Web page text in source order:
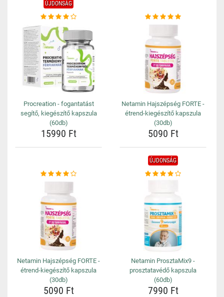
ÚJDONSÁG
Procreation - fogantatást
segítő, kiegészítő kapszula
(60db)
15990 Ft
Netamin Hajszépség FORTE -
étrend-kiegészítő kapszula
(30db)
5090 Ft
Netamin Hajszépség FORTE -
étrend-kiegészítő kapszula
(30db)
5090 Ft
ÚJDONSÁG
Netamin ProsztaMix9 -
prosztatavédő kapszula
(60db)
7990 Ft